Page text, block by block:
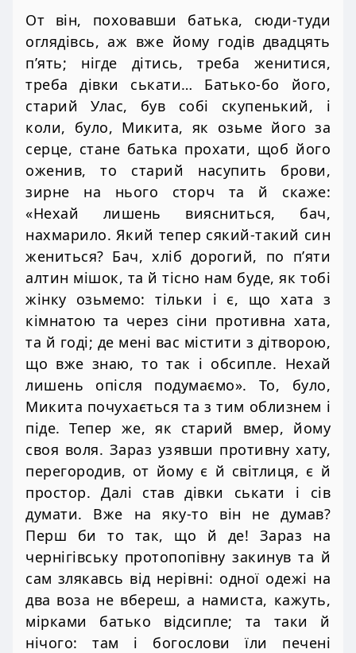
От він, поховавши батька, сюди-туди
оглядівсь, аж вже йому годів двадцять
п’ять; нігде дітись, треба женитися,
треба дівки ськати… Батько-бо його,
старий Улас, був собі скупенький, і
коли, було, Микита, як озьме його за
серце, стане батька прохати, щоб його
оженив, то старий насупить брови,
зирне на нього сторч та й скаже:
«Нехай лишень виясниться, бач,
нахмарило. Який тепер сякий-такий син
жениться? Бач, хліб дорогий, по п’яти
алтин мішок, та й тісно нам буде, як тобі
жінку озьмемо: тільки і є, що хата з
кімнатою та через сіни противна хата,
та й годі; де мені вас містити з дітворою,
що вже знаю, то так і обсипле. Нехай
лишень опісля подумаємо». То, було,
Микита почухається та з тим облизнем і
піде. Тепер же, як старий вмер, йому
своя воля. Зараз узявши противну хату,
перегородив, от йому є й світлиця, є й
простор. Далі став дівки ськати і сів
думати. Вже на яку-то він не думав?
Перш би то так, що й де! Зараз на
чернігівську протопопівну закинув та й
сам злякавсь від нерівні: одної одежі на
два воза не вбереш, а намиста, кажуть,
мірками батько відсипле; та таки й
нічого: там і богослови їли печені